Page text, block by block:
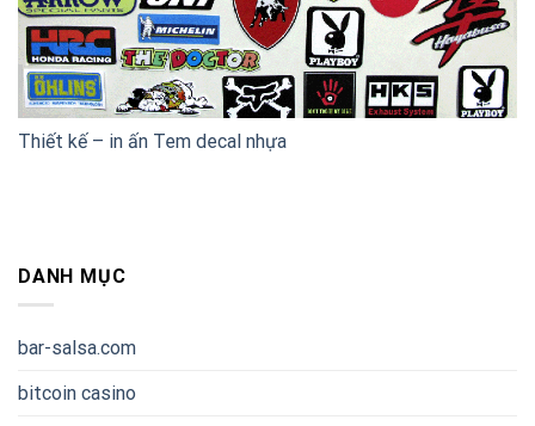
Thiết kế – in ấn Tem decal nhựa
DANH MỤC
bar-salsa.com
bitcoin casino